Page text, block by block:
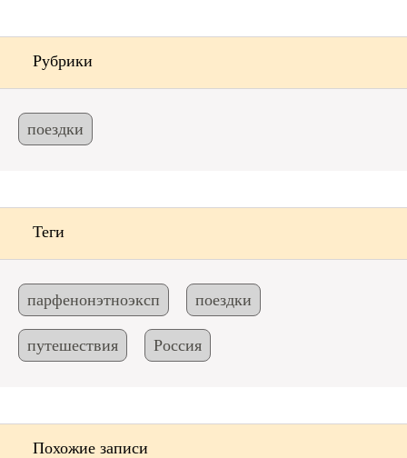
Рубрики
поездки
Теги
парфенонэтноэксп поездки
путешествия Россия
Похожие записи